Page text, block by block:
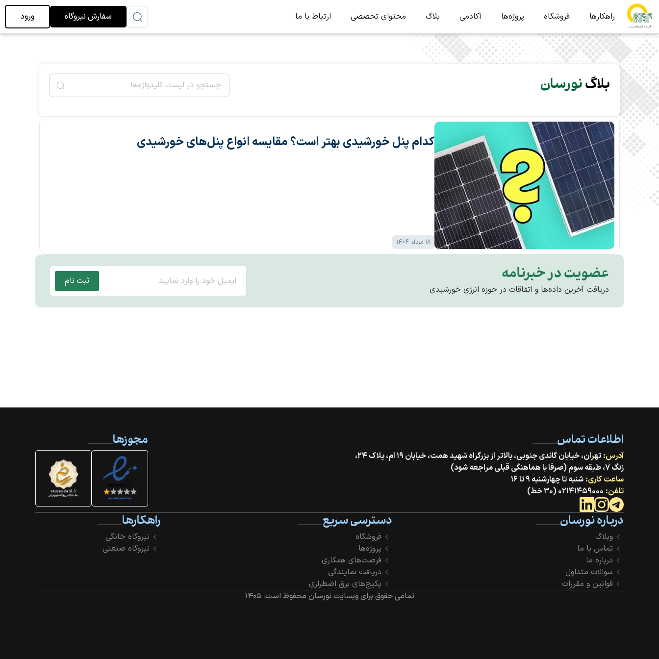
راهکارها فروشگاه پروژه‌ها آکادمی بلاگ محتوای تخصصی ارتباط با ما سفارش نیروگاه ورود
بلاگنورسان
کدام پنل خورشیدی بهتر است؟ مقایسه انواع پنل‌های خورشیدی
18 مرداد 1404
عضویت در خبرنامه
دریافت آخرین داده‌ها و اتفاقات در حوزه انرژی خورشیدی
ثبت نام
اطلاعات تماس
آدرس:
تهران، خیابان گاندی جنوبی، بالاتر از بزرگراه شهید همت، خیابان ۱۹ ام، پلاک ۲۴،
زنگ ۷، طبقه سوم (صرفا با هماهنگی قبلی مراجعه شود)
ساعت کاری: شنبه تا چهارشنبه ۹ تا ۱۶
تلفن: ۰۲۱۴۱۴۵۹۰۰۰ (۳۰ خط)
مجوزها
درباره نورسان
وبلاگ
تماس با ما
درباره ما
سوالات متداول
قوانین و مقررات
دسترسی سریع
فروشگاه
پروژه‌ها
فرصت‌های همکاری
دریافت نمایندگی
پکیج‌های برق اضطراری
راهکارها
نیروگاه خانگی
نیروگاه صنعتی
تمامی حقوق برای وبسایت نورسان محفوظ است. ۱۴۰۵